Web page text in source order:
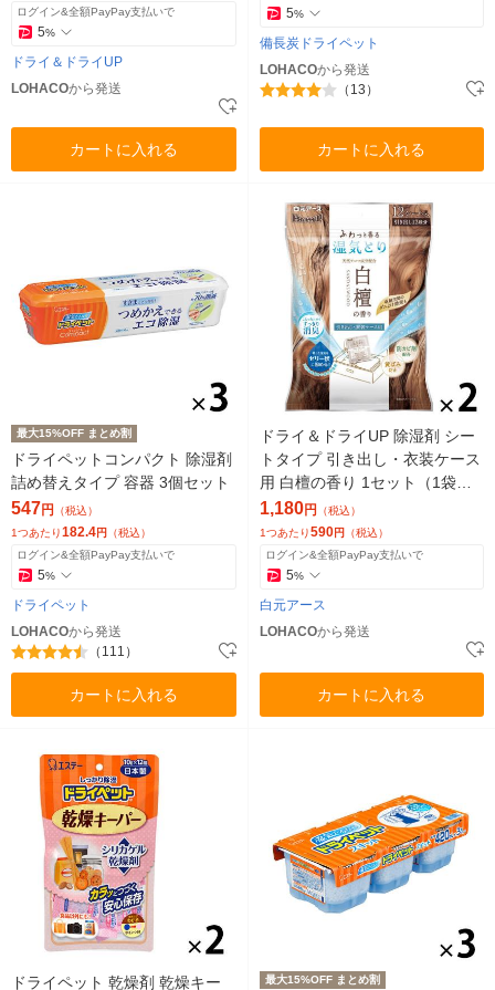
ログイン&全額PayPay支払いで
5%
ドライ＆ドライUP
LOHACOから発送
カートに入れる
5%
備長炭ドライペット
LOHACOから発送
（13）
カートに入れる
最大15%OFF まとめ割
ドライペットコンパクト 除湿剤
詰め替えタイプ 容器 3個セット
547円
（税込）
1つあたり182.4円 （税込）
ログイン&全額PayPay支払いで
5%
ドライペット
LOHACOから発送
（111）
カートに入れる
ドライ＆ドライUP 除湿剤 シー
トタイプ 引き出し・衣装ケース
用 白檀の香り 1セット（1袋（1
2シート入）×2） 白元アース
1,180円
（税込）
1つあたり590円 （税込）
ログイン&全額PayPay支払いで
5%
白元アース
LOHACOから発送
カートに入れる
ドライペット 乾燥剤 乾燥キー 最大15%OFF まとめ割